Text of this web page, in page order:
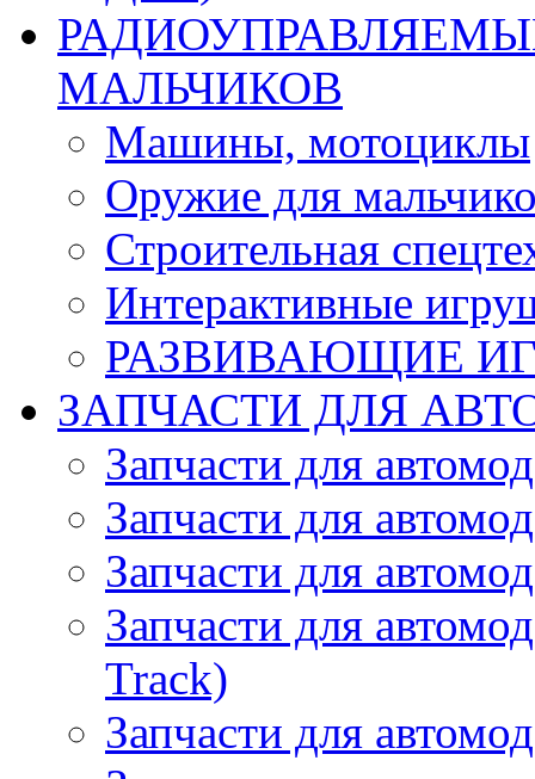
МАЛЬЧИКОВ
Машины, мотоциклы
Оружие для
Строительная
Интерактивные
РАЗВИВАЮЩИЕ
ЗАПЧАСТИ ДЛЯ
Запчасти для
Запчасти для
Запчасти для
Запчасти для
Track)
Запчасти для